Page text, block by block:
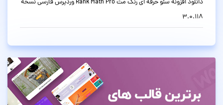
دانلود افزونه سئو حرفه ای رنک مث Rank Math Pro وردپرس فارسی نسخه
3.0.118